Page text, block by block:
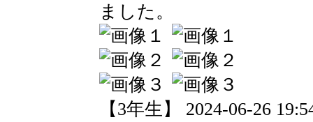
ました。
【3年生】 2024-06-26